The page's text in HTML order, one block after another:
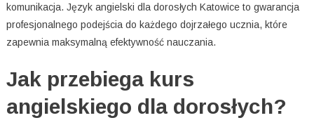
komunikacja. Język angielski dla dorosłych Katowice to gwarancja
profesjonalnego podejścia do każdego dojrzałego ucznia, które
zapewnia maksymalną efektywność nauczania.
Jak przebiega kurs
angielskiego dla dorosłych?